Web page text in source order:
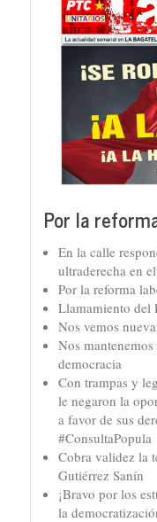
Por la
En la calle
ultraderecha en
Por la reforma
Llamamiento del
Nos vemos
Nos
democracia
Con trampas y
le negaron la
a favor de sus
#ConsultaPopula
Cobra validez la
Gutiérrez Sanín
¡Bravo por los
la